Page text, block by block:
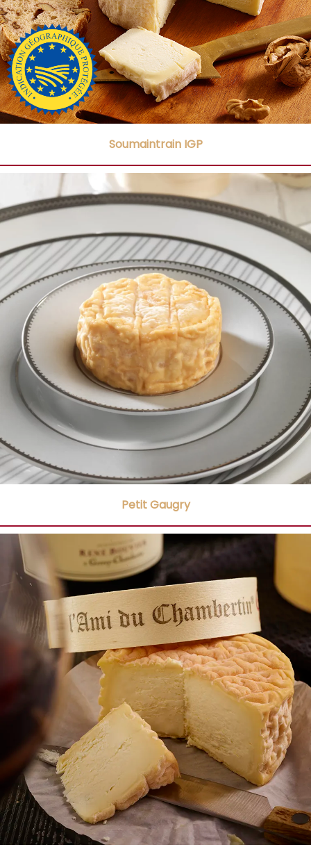
Soumaintrain IGP
Petit Gaugry